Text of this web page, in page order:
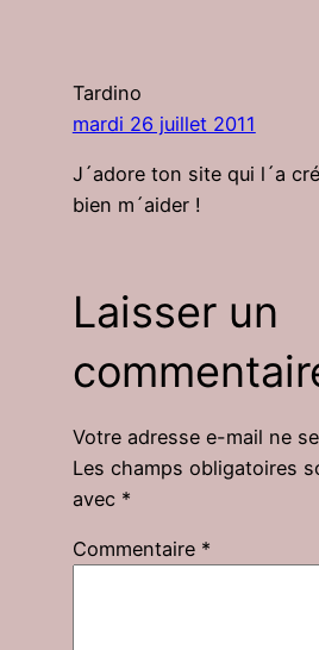
Tardino
mardi 26 juillet 2011
J´adore ton site qui l´a
bien m´aider !
Laisser un
Votre adresse e-mail ne
Les champs obligatoires
avec *
Commentaire *